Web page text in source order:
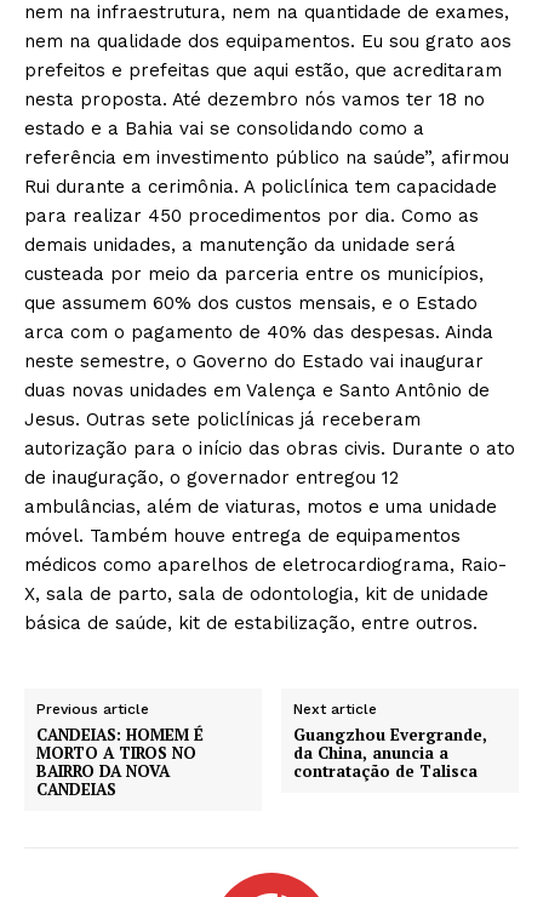
nem na infraestrutura, nem na quantidade de exames,
nem na qualidade dos equipamentos. Eu sou grato aos
prefeitos e prefeitas que aqui estão, que acreditaram
nesta proposta. Até dezembro nós vamos ter 18 no
estado e a Bahia vai se consolidando como a
referência em investimento público na saúde”, afirmou
Rui durante a cerimônia. A policlínica tem capacidade
para realizar 450 procedimentos por dia. Como as
demais unidades, a manutenção da unidade será
custeada por meio da parceria entre os municípios,
que assumem 60% dos custos mensais, e o Estado
arca com o pagamento de 40% das despesas. Ainda
neste semestre, o Governo do Estado vai inaugurar
duas novas unidades em Valença e Santo Antônio de
Jesus. Outras sete policlínicas já receberam
autorização para o início das obras civis. Durante o ato
de inauguração, o governador entregou 12
ambulâncias, além de viaturas, motos e uma unidade
móvel. Também houve entrega de equipamentos
médicos como aparelhos de eletrocardiograma, Raio-
X, sala de parto, sala de odontologia, kit de unidade
básica de saúde, kit de estabilização, entre outros.
Previous article
CANDEIAS: HOMEM É
MORTO A TIROS NO
BAIRRO DA NOVA
CANDEIAS
Next article
Guangzhou Evergrande,
da China, anuncia a
contratação de Talisca